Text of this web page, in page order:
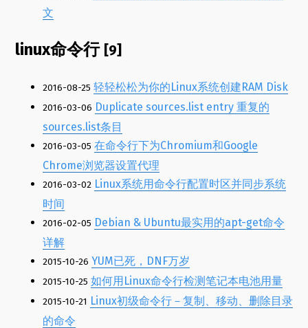
文
linux命令行 [9]
2016-08-25 轻轻松松为你的Linux系统创建RAM Disk
2016-03-06 Duplicate sources.list entry 重复的
sources.list条目
2016-03-05 在命令行下为Chromium和Google
Chrome浏览器设置代理
2016-03-02 Linux系统用命令行配置时区并同步系统
时间
2016-02-05 Debian & Ubuntu最实用的apt-get命令
详解
2015-10-26 YUM已死，DNF万岁
2015-10-25 如何用Linux命令行检测笔记本电池用量
2015-10-21 Linux初级命令行－复制、移动、删除目录
的命令